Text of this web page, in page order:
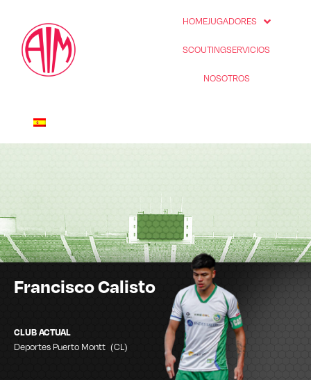
HOMEJUGADORES
SCOUTINGSERVICIOS
NOSOTROS
Francisco Calisto
CLUB ACTUAL
Deportes Puerto Montt (CL)